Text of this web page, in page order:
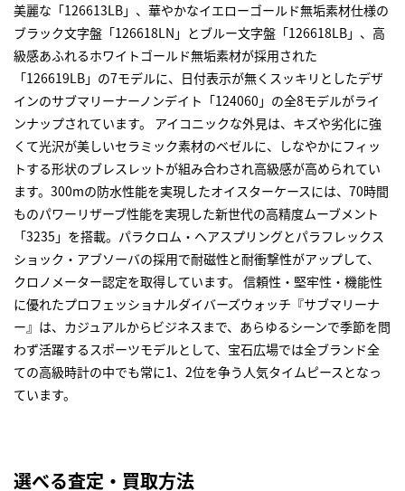
美麗な「126613LB」、華やかなイエローゴールド無垢素材仕様の
ブラック文字盤「126618LN」とブルー文字盤「126618LB」、高
級感あふれるホワイトゴールド無垢素材が採用された
「126619LB」の7モデルに、日付表示が無くスッキリとしたデザ
インのサブマリーナーノンデイト「124060」の全8モデルがライ
ンナップされています。 アイコニックな外見は、キズや劣化に強
くて光沢が美しいセラミック素材のベゼルに、しなやかにフィッ
トする形状のブレスレットが組み合わされ高級感が高められてい
ます。300mの防水性能を実現したオイスターケースには、70時間
ものパワーリザーブ性能を実現した新世代の高精度ムーブメント
「3235」を搭載。パラクロム・ヘアスプリングとパラフレックス
ショック・アブソーバの採用で耐磁性と耐衝撃性がアップして、
クロノメーター認定を取得しています。 信頼性・堅牢性・機能性
に優れたプロフェッショナルダイバーズウォッチ『サブマリーナ
ー』は、カジュアルからビジネスまで、あらゆるシーンで季節を問
わず活躍するスポーツモデルとして、宝石広場では全ブランド全
ての高級時計の中でも常に1、2位を争う人気タイムピースとなっ
ています。
選べる査定・買取方法